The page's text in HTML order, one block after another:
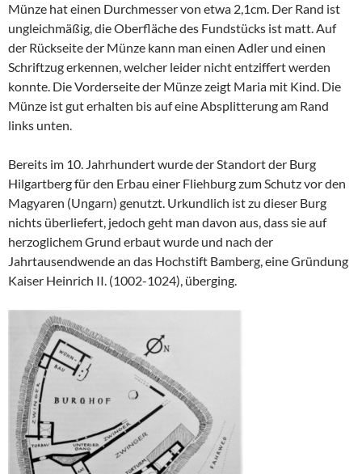
Münze hat einen Durchmesser von etwa 2,1cm. Der Rand ist
ungleichmäßig, die Oberfläche des Fundstücks ist matt. Auf
der Rückseite der Münze kann man einen Adler und einen
Schriftzug erkennen, welcher leider nicht entziffert werden
konnte. Die Vorderseite der Münze zeigt Maria mit Kind. Die
Münze ist gut erhalten bis auf eine Absplitterung am Rand
links unten.
Bereits im 10. Jahrhundert wurde der Standort der Burg
Hilgartberg für den Erbau einer Fliehburg zum Schutz vor den
Magyaren (Ungarn) genutzt. Urkundlich ist zu dieser Burg
nichts überliefert, jedoch geht man davon aus, dass sie auf
herzoglichem Grund erbaut wurde und nach der
Jahrtausendwende an das Hochstift Bamberg, eine Gründung
Kaiser Heinrich II. (1002-1024), überging.